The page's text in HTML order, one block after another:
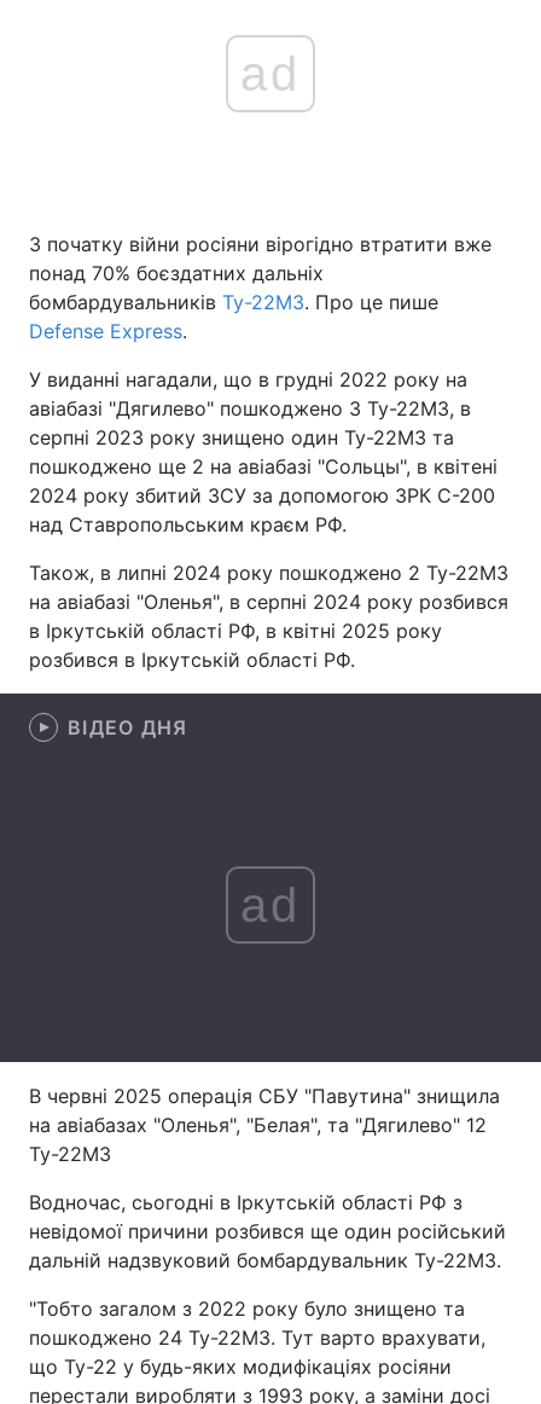
Україна Політика
Економіка
Спорт Наука
Техно і зв'язок Лайт
Зброя Інциденти
Здоров'я
Цікавинки Погода
Екологія
Лонгріди
Вакансії
Тема оформлення
ad
З початку війни росіяни вірогідно втратити вже
понад 70% боєздатних дальніх
бомбардувальників Ту-22М3. Про це пише
Defense Express.
У виданні нагадали, що в грудні 2022 року на
авіабазі "Дягилево" пошкоджено 3 Ту-22М3, в
серпні 2023 року знищено один Ту-22М3 та
пошкоджено ще 2 на авіабазі "Сольцы", в квітені
2024 року збитий ЗСУ за допомогою ЗРК С-200
над Ставропольським краєм РФ.
Також, в липні 2024 року пошкоджено 2 Ту-22М3
на авіабазі "Оленья", в серпні 2024 року розбився
в Іркутській області РФ, в квітні 2025 року
розбився в Іркутській області РФ.
ВІДЕО ДНЯ
ad
В червні 2025 операція СБУ "Павутина" знищила
на авіабазах "Оленья", "Белая", та "Дягилево" 12
Ту-22М3
Водночас, сьогодні в Іркутській області РФ з
невідомої причини розбився ще один російський
дальній надзвуковий бомбардувальник Ту-22М3.
"Тобто загалом з 2022 року було знищено та
пошкоджено 24 Ту-22М3. Тут варто врахувати,
що Ту-22 у будь-яких модифікаціях росіяни
перестали виробляти з 1993 року, а заміни досі